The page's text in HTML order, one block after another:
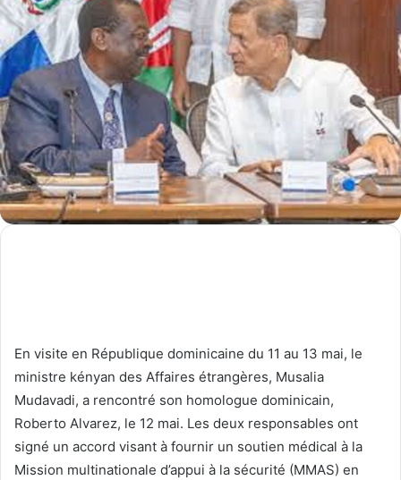
En visite en République dominicaine du 11 au 13 mai, le
ministre kényan des Affaires étrangères, Musalia
Mudavadi, a rencontré son homologue dominicain,
Roberto Alvarez, le 12 mai. Les deux responsables ont
signé un accord visant à fournir un soutien médical à la
Mission multinationale d’appui à la sécurité (MMAS) en